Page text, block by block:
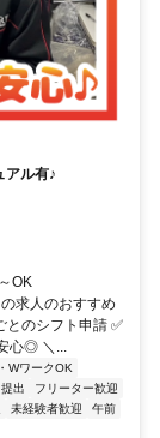
アル有♪
OK
求人のおすすめ
のシフト申請 ✅
心◎ ＼...
WワークOK
出
フリーター歓迎
未経験者歓迎
午前